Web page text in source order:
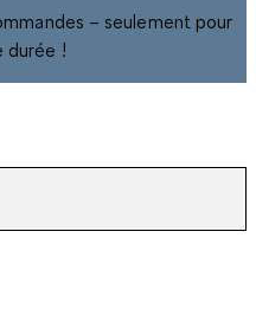
– seulement pour
durée !